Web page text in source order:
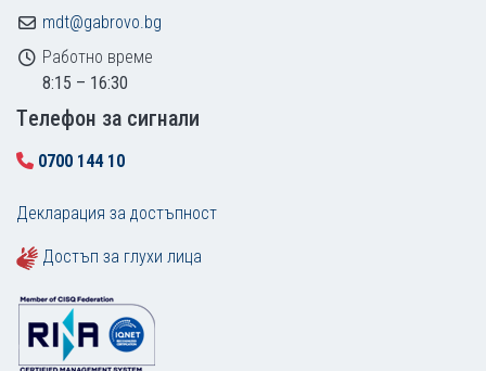
mdt@gabrovo.bg
Работно време
8:15 – 16:30
Tелефон за сигнали
0700 144 10
Декларация за достъпност
Достъп за глухи лица